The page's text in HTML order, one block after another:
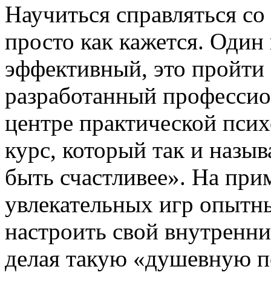
Научиться справляться
просто как кажется.
эффективный, это
разработанный
центре практической
курс, который так и
быть счастливее». На
увлекательных игр
настроить свой
делая такую «душевную